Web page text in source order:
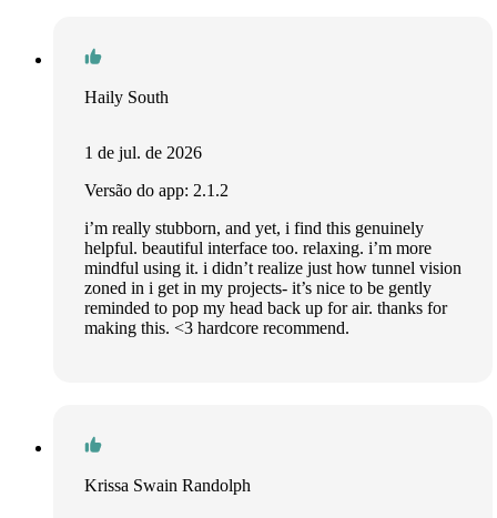
Haily South
1 de jul. de 2026
Versão do app: 2.1.2
i’m really stubborn, and yet, i find this genuinely
helpful. beautiful interface too. relaxing. i’m more
mindful using it. i didn’t realize just how tunnel vision
zoned in i get in my projects- it’s nice to be gently
reminded to pop my head back up for air. thanks for
making this. <3 hardcore recommend.
Krissa Swain Randolph